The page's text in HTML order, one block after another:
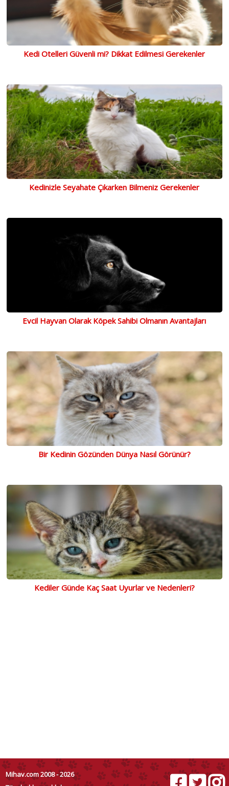
Kedi Otelleri Güvenli mi? Dikkat Edilmesi Gerekenler
Kedinizle Seyahate Çıkarken Bilmeniz Gerekenler
Evcil Hayvan Olarak Köpek Sahibi Olmanın Avantajları
Bir Kedinin Gözünden Dünya Nasıl Görünür?
Kediler Günde Kaç Saat Uyurlar ve Nedenleri?
Mihav.com 2008 - 2026